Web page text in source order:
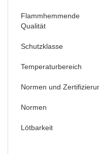
Flammhemmende
Qualität
Schutzklasse
Temperaturbereich
Normen und
Normen
Lötbarkeit